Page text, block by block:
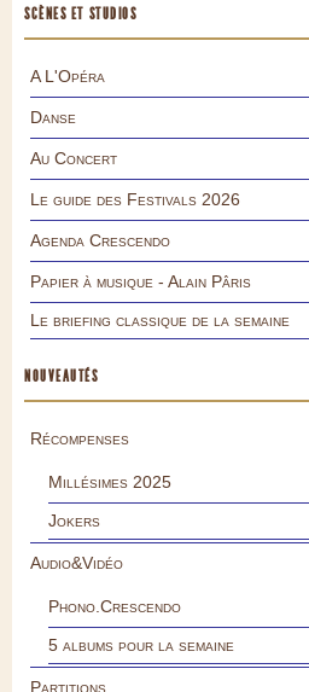
SCÈNES ET STUDIOS
A L'Opéra
Danse
Au Concert
Le guide des Festivals 2026
Agenda Crescendo
Papier à musique - Alain Pâris
Le briefing classique de la semaine
NOUVEAUTÉS
Récompenses
Millésimes 2025
Jokers
Audio&Vidéo
Phono.Crescendo
5 albums pour la semaine
Partitions